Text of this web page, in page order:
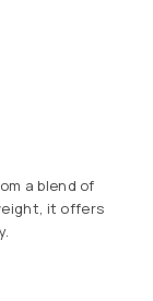
a blend of
it offers